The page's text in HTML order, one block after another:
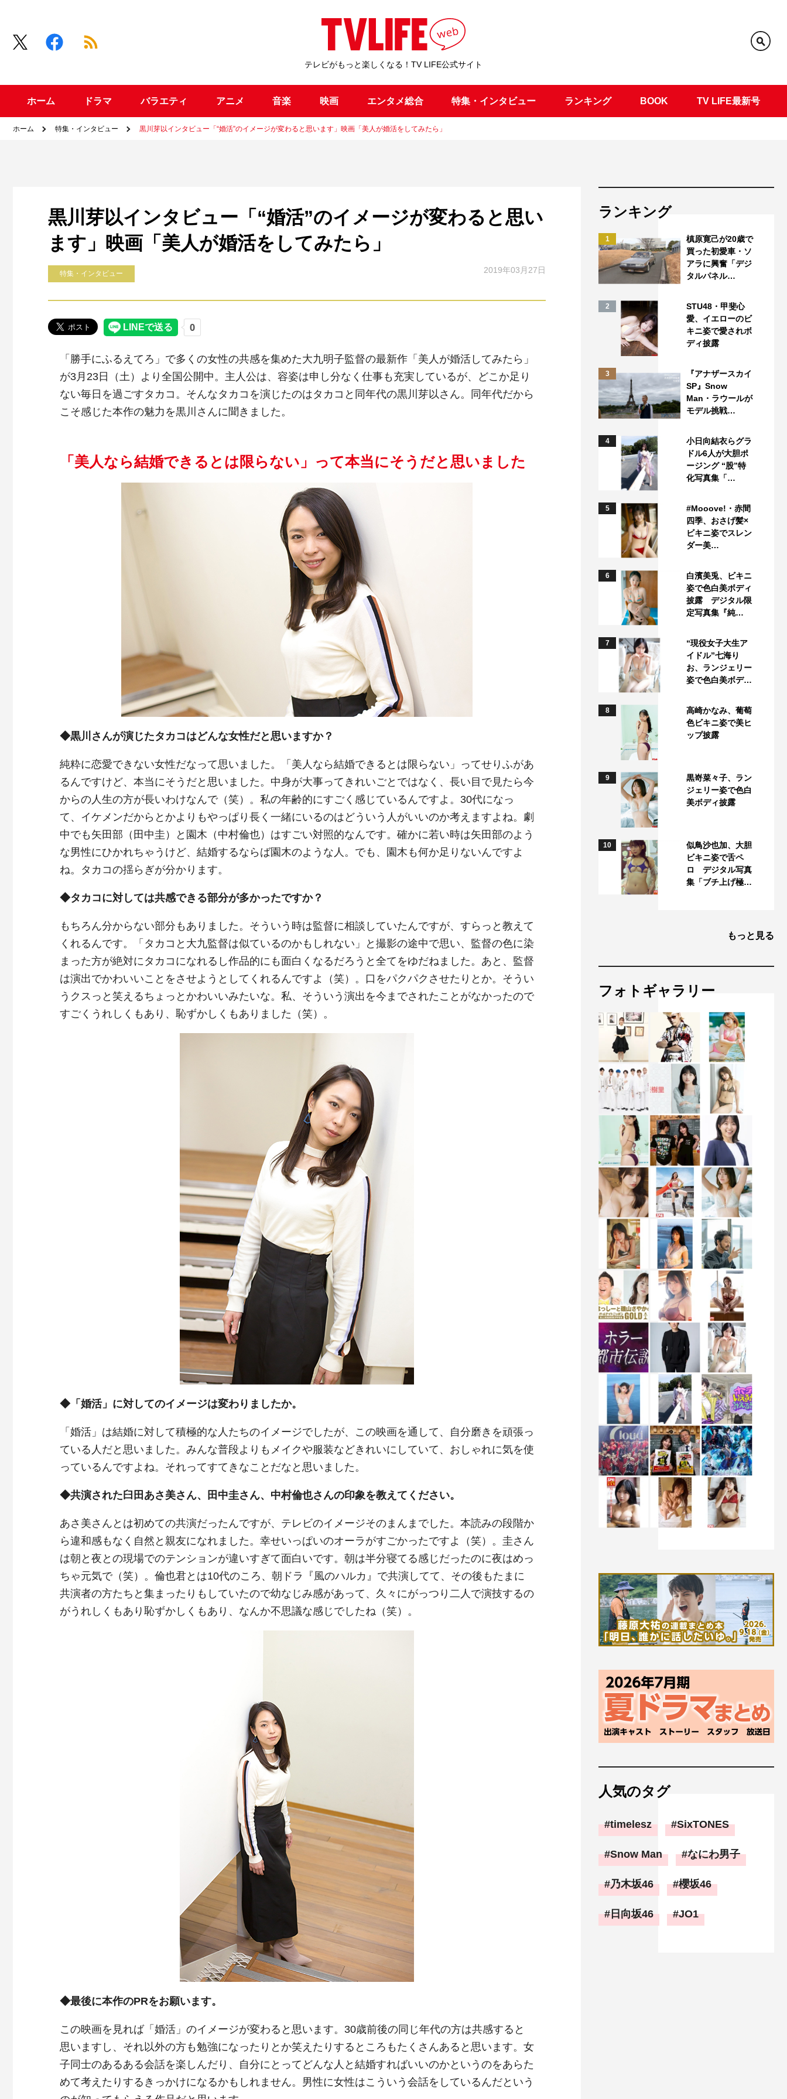
テレビがもっと楽しくなる！TV LIFE公式サイト
ホーム ドラマ バラエティ アニメ 音楽 映画 エンタメ総合 特集・インタビュー ランキング BOOK TV LIFE最新号
ホーム 特集・インタビュー 黒川芽以インタビュー「“婚活”のイメージが変わると思います」映画「美人が婚活をしてみたら」
黒川芽以インタビュー「“婚活”のイメージが変わると思い
ます」映画「美人が婚活をしてみたら」
特集・インタビュー 2019年03月27日
「勝手にふるえてろ」で多くの女性の共感を集めた大九明子監督の最新作「美人が婚活してみたら」
が3月23日（土）より全国公開中。主人公は、容姿は申し分なく仕事も充実しているが、どこか足り
ない毎日を過ごすタカコ。そんなタカコを演じたのはタカコと同年代の黒川芽以さん。同年代だから
こそ感じた本作の魅力を黒川さんに聞きました。
「美人なら結婚できるとは限らない」って本当にそうだと思いました
◆黒川さんが演じたタカコはどんな女性だと思いますか？
純粋に恋愛できない女性だなって思いました。「美人なら結婚できるとは限らない」ってせりふがあ
るんですけど、本当にそうだと思いました。中身が大事ってきれいごとではなく、長い目で見たら今
からの人生の方が長いわけなんで（笑）。私の年齢的にすごく感じているんですよ。30代になっ
て、イケメンだからとかよりもやっぱり長く一緒にいるのはどういう人がいいのか考えますよね。劇
中でも矢田部（田中圭）と園木（中村倫也）はすごい対照的なんです。確かに若い時は矢田部のよう
な男性にひかれちゃうけど、結婚するならば園木のような人。でも、園木も何か足りないんですよ
ね。タカコの揺らぎが分かります。
◆タカコに対しては共感できる部分が多かったですか？
もちろん分からない部分もありました。そういう時は監督に相談していたんですが、すらっと教えて
くれるんです。「タカコと大九監督は似ているのかもしれない」と撮影の途中で思い、監督の色に染
まった方が絶対にタカコになれるし作品的にも面白くなるだろうと全てをゆだねました。あと、監督
は演出でかわいいことをさせようとしてくれるんですよ（笑）。口をパクパクさせたりとか。そうい
うクスっと笑えるちょっとかわいいみたいな。私、そういう演出を今までされたことがなかったので
すごくうれしくもあり、恥ずかしくもありました（笑）。
◆「婚活」に対してのイメージは変わりましたか。
「婚活」は結婚に対して積極的な人たちのイメージでしたが、この映画を通して、自分磨きを頑張っ
ている人だと思いました。みんな普段よりもメイクや服装などきれいにしていて、おしゃれに気を使
っているんですよね。それってすてきなことだなと思いました。
◆共演された臼田あさ美さん、田中圭さん、中村倫也さんの印象を教えてください。
あさ美さんとは初めての共演だったんですが、テレビのイメージそのまんまでした。本読みの段階か
ら違和感もなく自然と親友になれました。幸せいっぱいのオーラがすごかったですよ（笑）。圭さん
は朝と夜との現場でのテンションが違いすぎて面白いです。朝は半分寝てる感じだったのに夜はめっ
ちゃ元気で（笑）。倫也君とは10代のころ、朝ドラ『風のハルカ』で共演してて、その後もたまに
共演者の方たちと集まったりもしていたので幼なじみ感があって、久々にがっつり二人で演技するの
がうれしくもあり恥ずかしくもあり、なんか不思議な感じでしたね（笑）。
◆最後に本作のPRをお願います。
この映画を見れば「婚活」のイメージが変わると思います。30歳前後の同じ年代の方は共感すると
思いますし、それ以外の方も勉強になったりとか笑えたりするところもたくさんあると思います。女
子同士のあるある会話を楽しんだり、自分にとってどんな人と結婚すればいいのかというのをあらた
めて考えたりするきっかけになるかもしれません。男性に女性はこういう会話をしているんだという
ランキング
1
槙原寛己が20歳で
買った初愛車・ソ
アラに興奮「デジ
タルパネル…
2
STU48・甲斐心
愛、イエローのビ
キニ姿で愛されボ
ディ披露
3
『アナザースカイ
SP』Snow
Man・ラウールが
モデル挑戦…
4
小日向結衣らグラ
ドル6人が大胆ポ
ージング “股”特
化写真集「…
5
#Mooove!・赤間
四季、おさげ髪×
ビキニ姿でスレン
ダー美…
6
白濱美兎、ビキニ
姿で色白美ボディ
披露 デジタル限
定写真集『純…
7
“現役女子大生ア
イドル”七海り
お、ランジェリー
姿で色白美ボデ…
8
高崎かなみ、葡萄
色ビキニ姿で美ヒ
ップ披露
9
黒嵜菜々子、ラン
ジェリー姿で色白
美ボディ披露
10
似鳥沙也加、大胆
ビキニ姿で舌ペ
ロ デジタル写真
集「ブチ上げ極…
もっと見る
フォトギャラリー
人気のタグ
timelesz SixTONES
Snow Man なにわ男子
乃木坂46 櫻坂46
日向坂46 JO1